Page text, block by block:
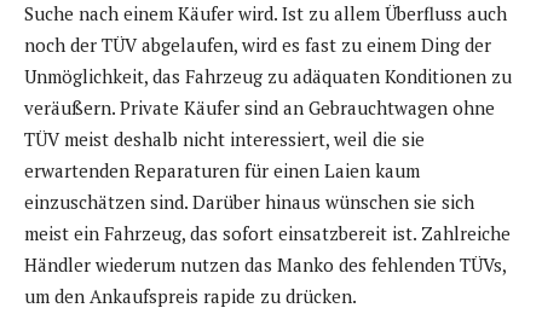
Suche nach einem Käufer wird. Ist zu allem Überfluss auch
noch der TÜV abgelaufen, wird es fast zu einem Ding der
Unmöglichkeit, das Fahrzeug zu adäquaten Konditionen zu
veräußern. Private Käufer sind an Gebrauchtwagen ohne
TÜV meist deshalb nicht interessiert, weil die sie
erwartenden Reparaturen für einen Laien kaum
einzuschätzen sind. Darüber hinaus wünschen sie sich
meist ein Fahrzeug, das sofort einsatzbereit ist. Zahlreiche
Händler wiederum nutzen das Manko des fehlenden TÜVs,
um den Ankaufspreis rapide zu drücken.